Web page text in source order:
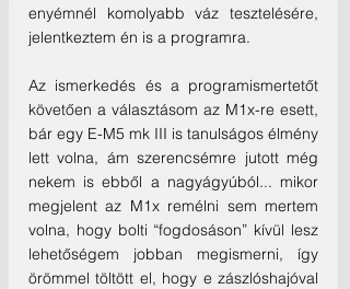
enyémnél komolyabb váz tesztelésére,
jelentkeztem én is a programra.
Az ismerkedés és a programismertetőt
követően a választásom az M1x-re esett,
bár egy E-M5 mk III is tanulságos élmény
lett volna, ám szerencsémre jutott még
nekem is ebből a nagyágyúból... mikor
megjelent az M1x remélni sem mertem
volna, hogy bolti “fogdosáson” kívül lesz
lehetőségem jobban megismerni, így
örömmel töltött el, hogy e zászlóshajóval